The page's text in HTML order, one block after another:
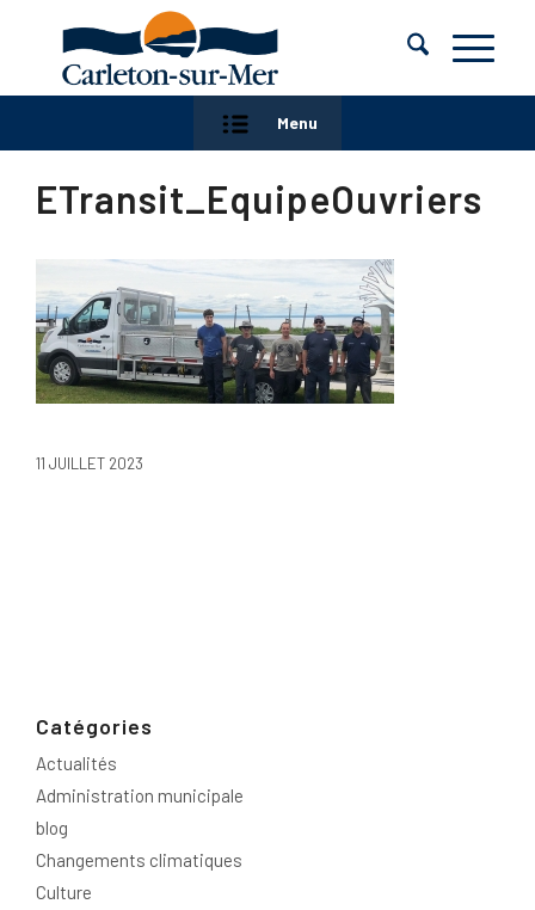
Menu
ETransit_EquipeOuvriers
11 JUILLET 2023
Catégories
Actualités
Administration municipale
blog
Changements climatiques
Culture